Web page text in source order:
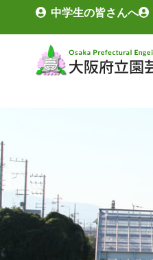
中学生の皆さんへ